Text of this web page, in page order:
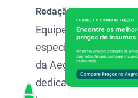
Redação Aegro
Equipe de
especialistas
da Aegro,
dedicada a